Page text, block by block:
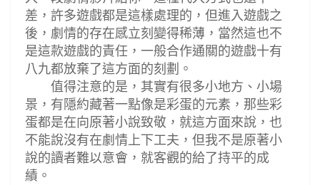
差，許多遊戲都是這樣處理的，但進入遊戲之
後，劇情的存在感立刻變得稀薄，當然這也不
是這款遊戲的責任，一般合作通關的遊戲十有
八九都放棄了這方面的刻劃。
值得注意的是，其實有很多小地方 、 小場
景，有隱約藏著一點像是彩蛋的元素，那些彩
蛋都是在向原著小說致敬，就這方面來說，也
不能說沒有在劇情上下工夫，但我不是原著小
說的讀者難以意會，就客觀的給了持平的成
績。